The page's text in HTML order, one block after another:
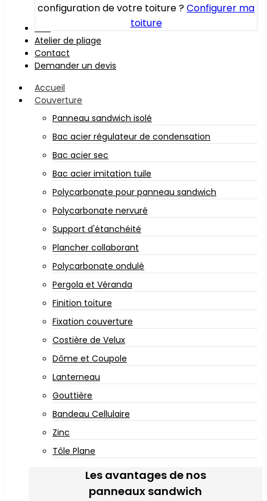
configuration de votre toiture ?Configurer ma
toiture
Atelier de pliage
Contact
Demander un devis
Accueil
Couverture
Panneau sandwich isolé
Bac acier régulateur de condensation
Bac acier sec
Bac acier imitation tuile
Polycarbonate pour panneau sandwich
Polycarbonate nervuré
Support d'étanchéité
Plancher collaborant
Polycarbonate ondulé
Pergola et Véranda
Finition toiture
Fixation couverture
Costière de Velux
Dôme et Coupole
Lanterneau
Gouttière
Bandeau Cellulaire
Zinc
Tôle Plane
Les avantages de nos
panneaux sandwich